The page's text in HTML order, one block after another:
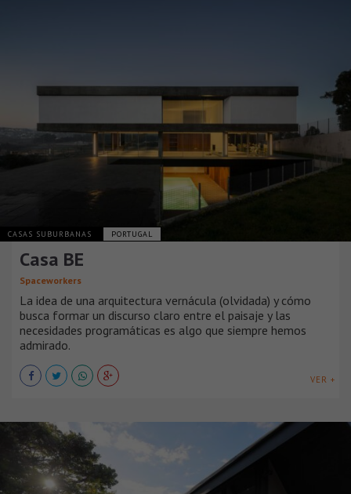
CASAS SUBURBANAS PORTUGAL
Casa BE
Spaceworkers
La idea de una arquitectura vernácula (olvidada) y cómo
busca formar un discurso claro entre el paisaje y las
necesidades programáticas es algo que siempre hemos
admirado.
VER +